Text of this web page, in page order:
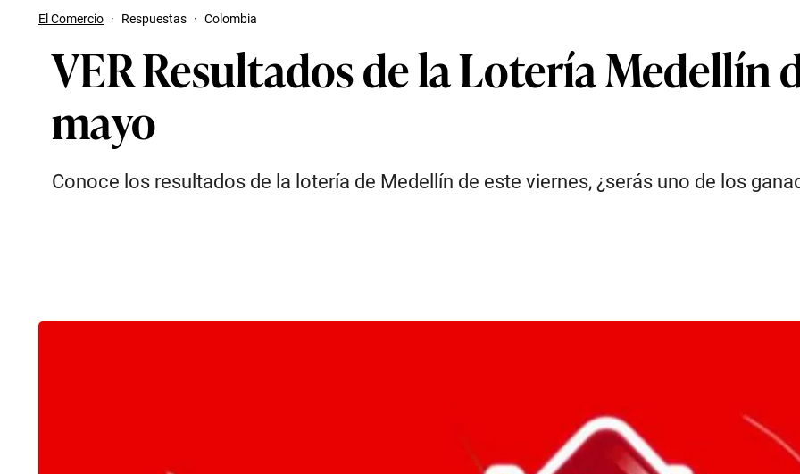
El Comercio · Respuestas · Colombia
VER Resultados de la Lotería Medellín
mayo
Conoce los resultados de la lotería de Medellín de este viernes, ¿serás uno de los